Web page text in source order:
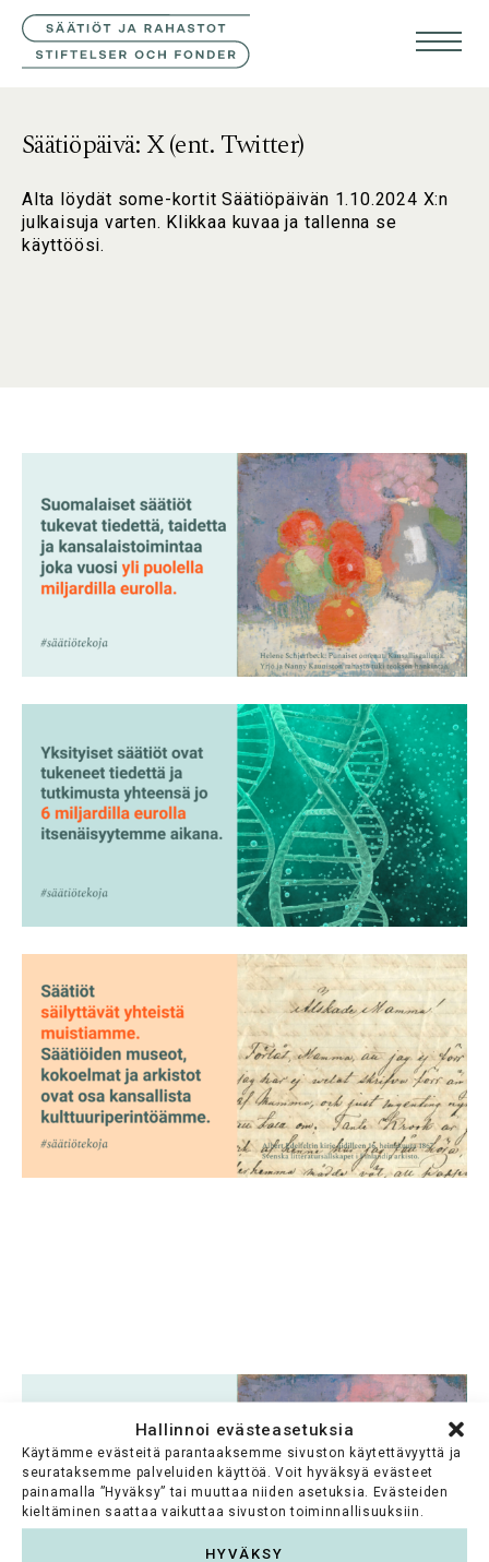
Hallinnoi evästeasetuksia
Käytämme evästeitä parantaaksemme sivuston käytettävyyttä ja
seurataksemme palveluiden käyttöä. Voit hyväksyä evästeet
painamalla ”Hyväksy” tai muuttaa niiden asetuksia. Evästeiden
kieltäminen saattaa vaikuttaa sivuston toiminnallisuuksiin.
HYVÄKSY
SVE
ENG
Säätiöpäivä: X (ent. Twitter)
Alta löydät some-kortit Säätiöpäivän 1.10.2024 X:n
julkaisuja varten. Klikkaa kuvaa ja tallenna se
käyttöösi.